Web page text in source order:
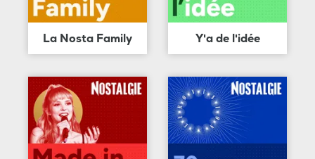
La Nosta Family Y'a de l'idée